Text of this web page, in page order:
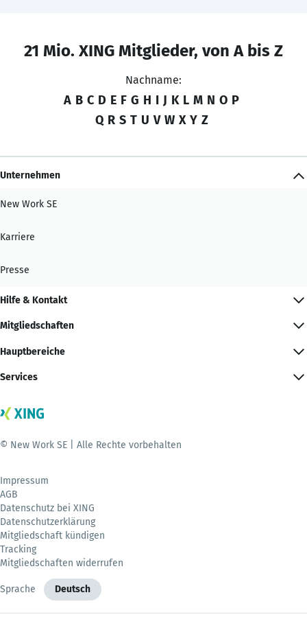
21 Mio. XING Mitglieder, von A bis Z
Nachname:
A B C D E F G H I J K L M N O P
Q R S T U V W X Y Z
Unternehmen
New Work SE
Karriere
Presse
Hilfe & Kontakt
Mitgliedschaften
Hauptbereiche
Services
© New Work SE | Alle Rechte vorbehalten
Impressum
AGB
Datenschutz bei XING
Datenschutzerklärung
Mitgliedschaft kündigen
Tracking
Mitgliedschaften widerrufen
Sprache Deutsch